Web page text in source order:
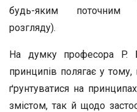
будь-яким поточним
розгляду).
На думку професора P.
принципів полягає у
ґрунтуватися на
змістом, так й щодо